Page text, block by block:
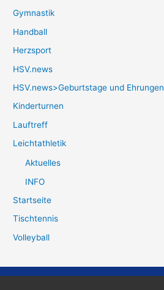
Gymnastik
Handball
Herzsport
HSV.news
HSV.news>Geburtstage und Ehrungen
Kinderturnen
Lauftreff
Leichtathletik
Aktuelles
INFO
Startseite
Tischtennis
Volleyball